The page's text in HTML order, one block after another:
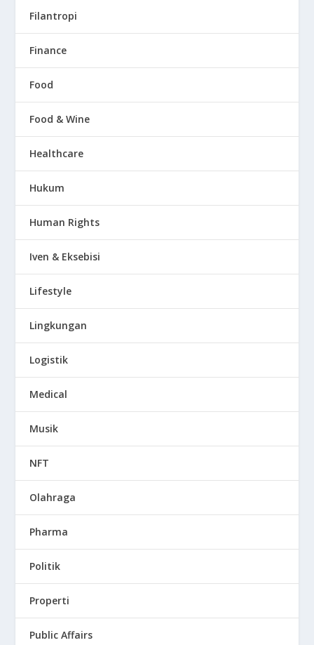
Filantropi
Finance
Food
Food & Wine
Healthcare
Hukum
Human Rights
Iven & Eksebisi
Lifestyle
Lingkungan
Logistik
Medical
Musik
NFT
Olahraga
Pharma
Politik
Properti
Public Affairs